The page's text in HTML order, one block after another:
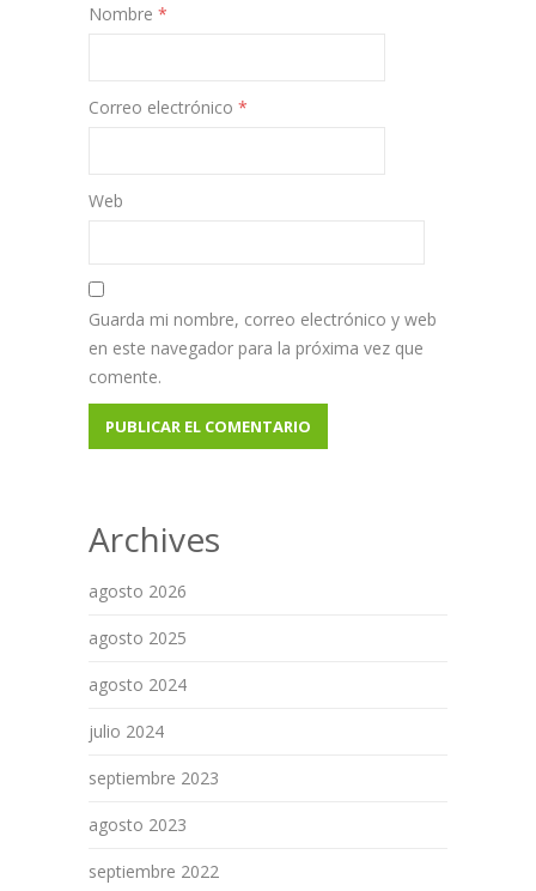
Nombre *
Correo electrónico *
Web
Guarda mi nombre, correo electrónico y web
en este navegador para la próxima vez que
comente.
Archives
agosto 2026
agosto 2025
agosto 2024
julio 2024
septiembre 2023
agosto 2023
septiembre 2022